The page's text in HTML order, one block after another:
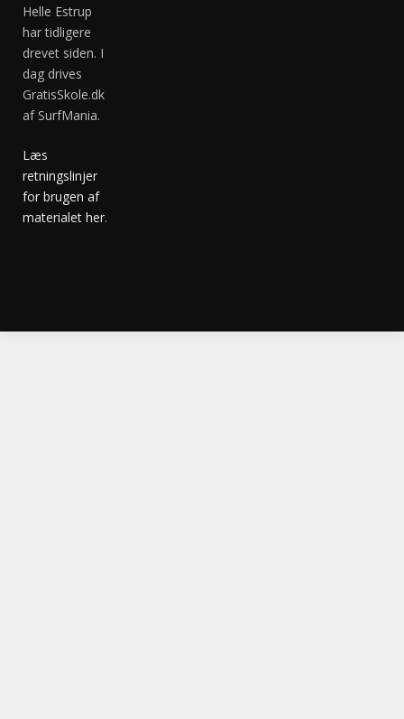
Helle Estrup
har tidligere
drevet siden. I
dag drives
GratisSkole.dk
af SurfMania.
Læs
retningslinjer
for brugen af
materialet her.